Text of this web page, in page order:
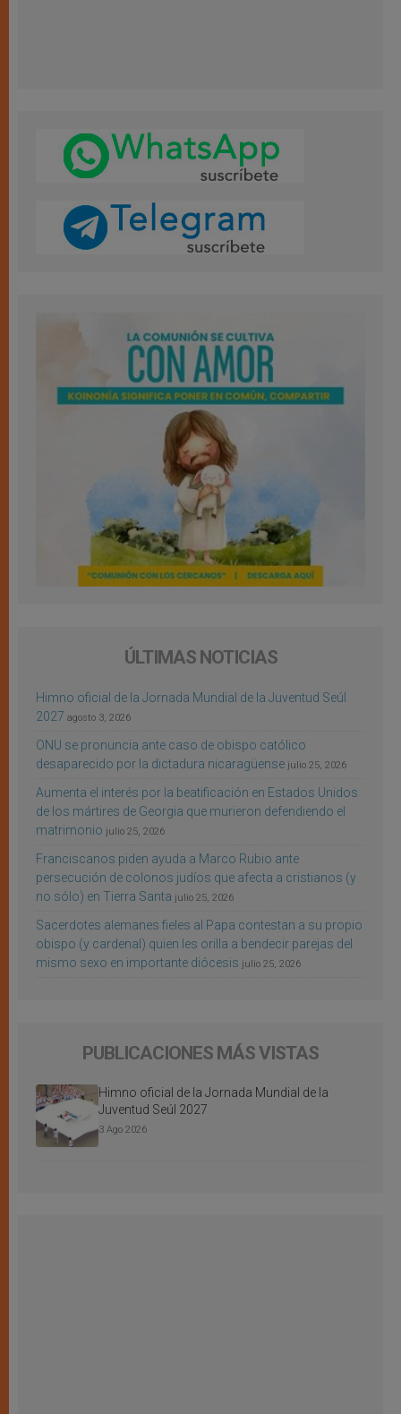
ÚLTIMAS NOTICIAS
Himno oficial de la Jornada Mundial de la Juventud Seúl
2027 agosto 3, 2026
ONU se pronuncia ante caso de obispo católico
desaparecido por la dictadura nicaragüense julio 25, 2026
Aumenta el interés por la beatificación en Estados Unidos
de los mártires de Georgia que murieron defendiendo el
matrimonio julio 25, 2026
Franciscanos piden ayuda a Marco Rubio ante
persecución de colonos judíos que afecta a cristianos (y
no sólo) en Tierra Santa julio 25, 2026
Sacerdotes alemanes fieles al Papa contestan a su propio
obispo (y cardenal) quien les orilla a bendecir parejas del
mismo sexo en importante diócesis julio 25, 2026
PUBLICACIONES MÁS VISTAS
Himno oficial de la Jornada Mundial de la
Juventud Seúl 2027
3 Ago 2026